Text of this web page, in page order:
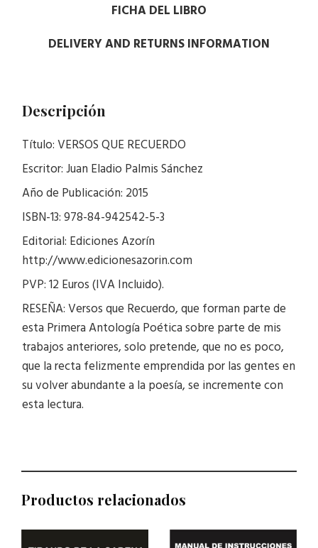
FICHA DEL LIBRO
DELIVERY AND RETURNS INFORMATION
Descripción
Título: VERSOS QUE RECUERDO
Escritor: Juan Eladio Palmis Sánchez
Año de Publicación: 2015
ISBN-13: 978-84-942542-5-3
Editorial: Ediciones Azorín
http://www.edicionesazorin.com
PVP: 12 Euros (IVA Incluido).
RESEÑA: Versos que Recuerdo, que forman parte de
esta Primera Antología Poética sobre parte de mis
trabajos anteriores, solo pretende, que no es poco,
que la recta felizmente emprendida por las gentes en
su volver abundante a la poesía, se incremente con
esta lectura.
Productos relacionados